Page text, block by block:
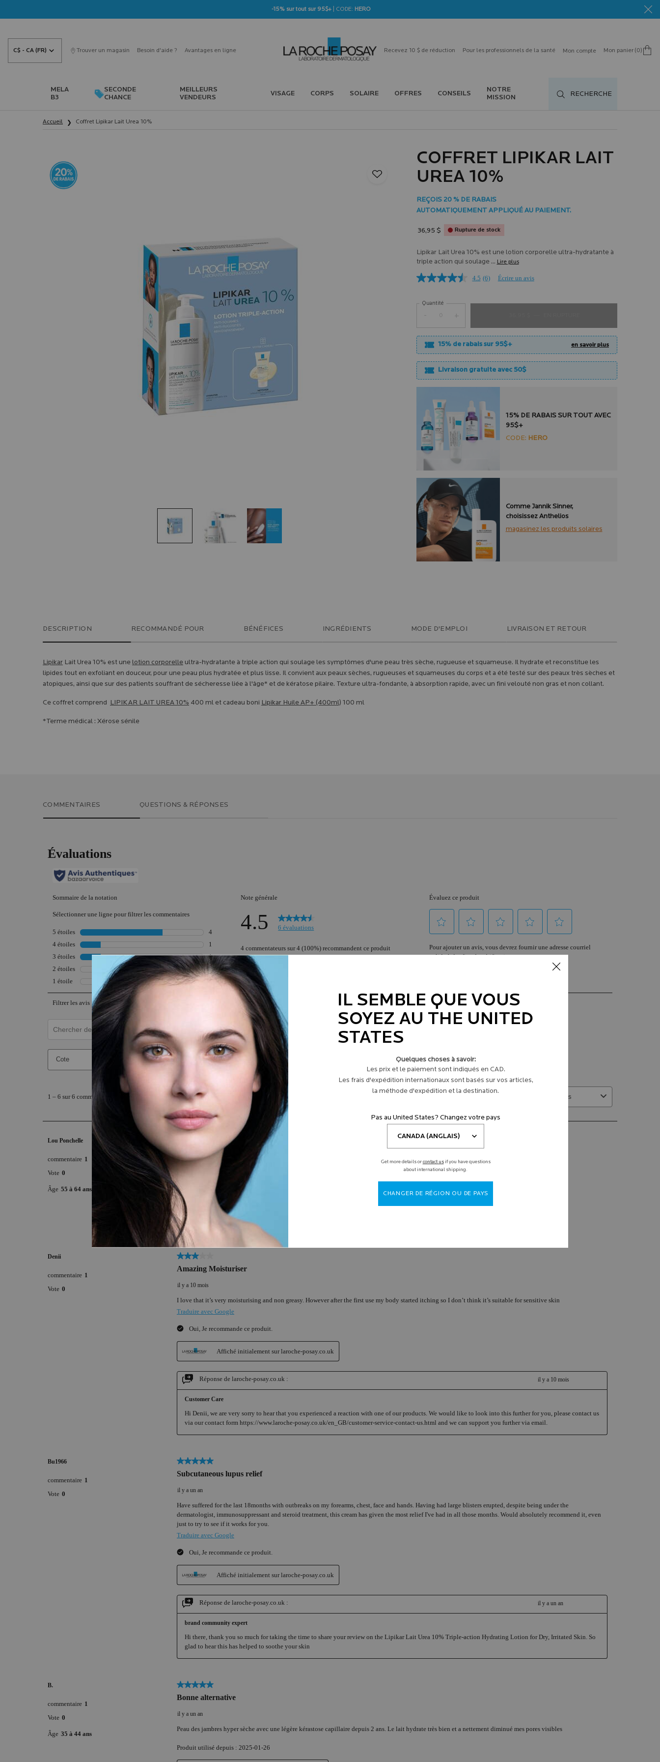
-15% sur tout sur 95$+ | CODE: HERO
C$ - CA (FR) Trouver un magasin Besoin d'aide ? Avantages en ligne Recevez 10 $ de réduction Pour les professionnels de la santé Mon compte Mon panier 0
0 product in cart
MELA
B3
SECONDE
CHANCE
MEILLEURS
VENDEURS
VISAGE CORPS SOLAIRE OFFRES CONSEILS
NOTRE
MISSION
RECHERCHE
Accueil
Coffret Lipikar Lait Urea 10%
COFFRET LIPIKAR LAIT
UREA 10%
REÇOIS 20 % DE RABAIS
AUTOMATIQUEMENT APPLIQUÉ AU PAIEMENT.
36,95 $ Rupture de stock
Lipikar Lait Urea 10% est une lotion corporelle ultra-hydratante à
triple action qui soulage ... Lire plus
4.5 (6) Écrire un avis
−
Quantité
+
15% de rabais sur 95$+ en savoir plus
Livraison gratuite avec 50$
15% DE RABAIS SUR TOUT AVEC
95$+
CODE: HERO
Comme Jannik Sinner,
choisissez Anthelios
magasinez les produits solaires
DESCRIPTION RECOMMANDÉ POUR BÉNÉFICES INGRÉDIENTS MODE D'EMPLOI LIVRAISON ET RETOUR
Lipikar Lait Urea 10% est une lotion corporelle ultra-hydratante à triple action qui soulage les symptômes d'une peau très sèche, rugueuse et squameuse. Il hydrate et reconstitue les
lipides tout en exfoliant en douceur, pour une peau plus hydratée et plus lisse. Il convient aux peaux sèches, rugueuses et squameuses du corps et a été testé sur des peaux très sèches et
atopiques, ainsi que sur des patients souffrant de sécheresse liée à l'âge* et de kératose pilaire. Texture ultra-fondante, à absorption rapide, avec un fini velouté non gras et non collant.
Ce coffret comprend LIPIKAR LAIT UREA 10% 400 ml et cadeau boni Lipikar Huile AP+ (400ml) 100 ml
*Terme médical : Xérose sénile
COMMENTAIRES QUESTIONS & RÉPONSES
IL SEMBLE QUE VOUS
SOYEZ AU THE UNITED
STATES
Quelques choses à savoir:
Les prix et le paiement sont indiqués en CAD.
Les frais d'expédition internationaux sont basés sur vos articles,
la méthode d'expédition et la destination.
Pas au United States? Changez votre pays
Get more details orcontact usif you have questions
about international shipping.
CHANGER DE RÉGION OU DE PAYS